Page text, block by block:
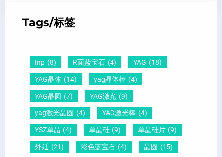
）
因
？
给
你
说
晶
向
1
1
0
怎
Tags/标签
Inp (8) R面蓝宝石 (4) YAG (18)
YAG晶体 (14) yag晶体棒 (4)
YAG晶圆 (7) YAG激光 (9)
yag激光晶圆 (4) YAG激光棒 (4)
YSZ单晶 (4) 单晶硅 (9) 单晶硅片 (9)
外延 (21) 彩色蓝宝石 (4) 晶圆 (15)